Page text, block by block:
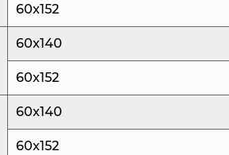
60х152
60х140
60х152
60х140
60х152